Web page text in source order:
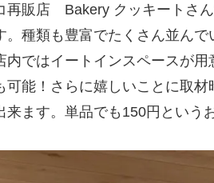
再販店 Bakery クッキートさ
。種類も豊富でたくさん並ん
内ではイートインスペースが
可能！さらに嬉しいことに取
来ます。単品でも150円という